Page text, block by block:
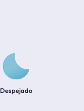
Despejado